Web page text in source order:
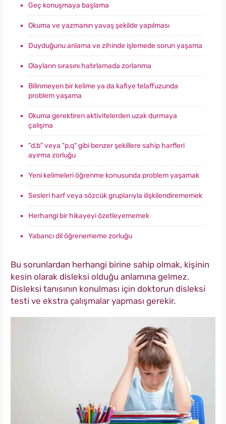
Geç konuşmaya başlama
Okuma ve yazmanın yavaş şekilde yapılması
Duyduğunu anlama ve zihinde işlemede sorun yaşama
Olayların sırasını hatırlamada zorlanma
Bilinmeyen bir kelime ya da kafiye telaffuzunda
problem yaşama
Okuma gerektiren aktivitelerden uzak durmaya
çalışma
"d,b" veya "p,q" gibi benzer şekillere sahip harfleri
ayırma zorluğu
Yeni kelimeleri öğrenme konusunda problem yaşamak
Sesleri harf veya sözcük gruplarıyla ilişkilendirememek
Herhangi bir hikayeyi özetleyememek
Yabancı dil öğrenememe zorluğu
Bu sorunlardan herhangi birine sahip olmak, kişinin
kesin olarak disleksi olduğu anlamına gelmez.
Disleksi tanısının konulması için doktorun disleksi
testi ve ekstra çalışmalar yapması gerekir.